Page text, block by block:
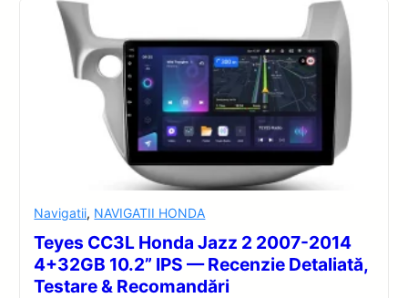
Navigatii, NAVIGATII HONDA
Teyes CC3L Honda Jazz 2 2007-2014
4+32GB 10.2” IPS — Recenzie Detaliată,
Testare & Recomandări